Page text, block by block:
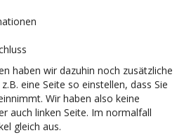
haben wir dazuhin noch zusätzliche
eine Seite so einstellen, dass Sie
Wir haben also keine
auch linken Seite. Im normalfall
gleich aus.